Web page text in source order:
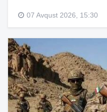
07 Avqust 2026, 15:30